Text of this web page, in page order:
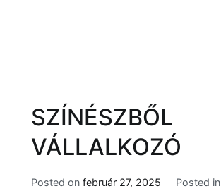
SZÍNÉSZBŐL
VÁLLALKOZÓ
Posted on február 27, 2025 Posted in